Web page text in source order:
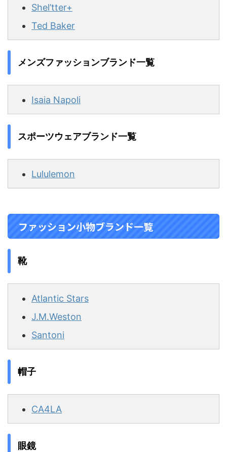
Shel’tter+
Ted Baker
メンズファッションブランド一覧
Isaia Napoli
スポーツウェアブランド一覧
Lululemon
ファッション小物ブランド一覧
靴
Atlantic Stars
J.M.Weston
Santoni
帽子
CA4LA
眼鏡